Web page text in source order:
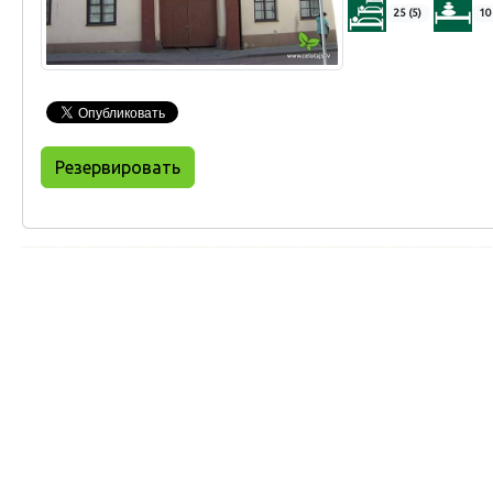
25 (5) 10
Резервировать